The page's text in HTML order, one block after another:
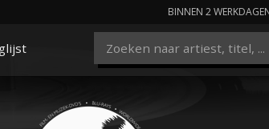
BINNEN 2